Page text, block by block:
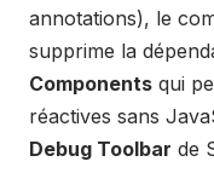
annotations), le
supprime la
Components qui
réactives sans
Debug Toolbar de